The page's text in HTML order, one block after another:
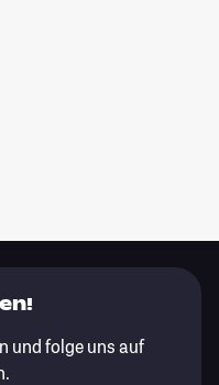
und folge uns auf